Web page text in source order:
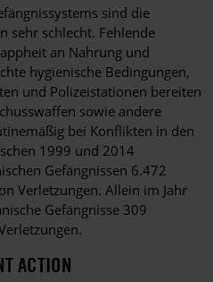
sind die
sehr schlecht. Fehlende
an Nahrung und
hygienische Bedingungen,
und Polizeistationen bereiten
sowie andere
bei Konflikten in den
1999 und 2014
Gefängnissen 6.472
Verletzungen. Allein im Jahr
Gefängnisse 309
ACTION